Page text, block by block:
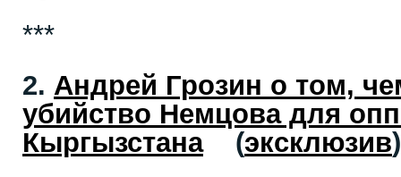
***
2. Андрей Грoзин о том,
убийство Немцoва для
Кыргызстана(эксклюзив)